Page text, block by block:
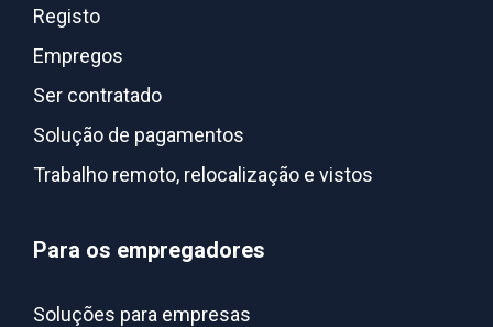
Registo
Empregos
Ser contratado
Solução de pagamentos
Trabalho remoto, relocalização e vistos
Para os empregadores
Soluções para empresas